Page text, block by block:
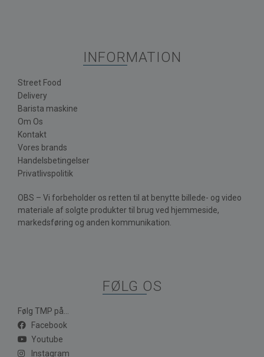
INFORMATION
Street Food
Delivery
Barista maskine
Om Os
Kontakt
Vores brands
Handelsbetingelser
Privatlivspolitik
OBS – Vi forbeholder os retten til at benytte billede- og video
materiale af solgte produkter til brug ved hjemmeside,
markedsføring og anden kommunikation.
FØLG OS
Følg TMP på...
Facebook
Youtube
Instagram